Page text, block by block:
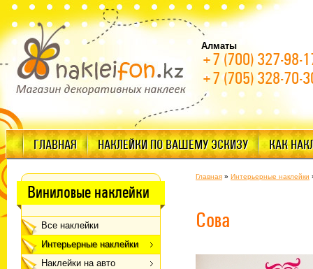
Алматы
+7 (700) 327-98-
+7 (705) 328-70-
ГЛАВНАЯ НАКЛЕЙКИ ПО ВАШЕМУ ЭСКИЗУ КАК
Виниловые наклейки
Все наклейки
Интерьерные наклейки
Наклейки на авто
Главная » Интерьерные наклейки
Сова